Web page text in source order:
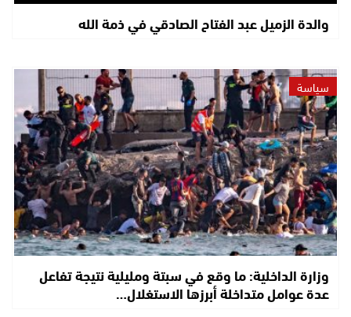
والدة الزميل عبد الفتاح الصادقي في ذمة الله
سياسة
وزارة الداخلية: ما وقع في سبتة ومليلية نتيجة تفاعل
عدة عوامل متداخلة أبرزها الاستغلال…